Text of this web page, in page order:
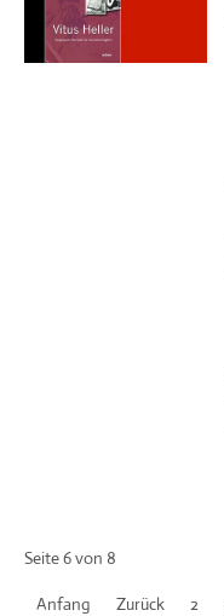
Seite 6 von 8
Anfang Zurück 2